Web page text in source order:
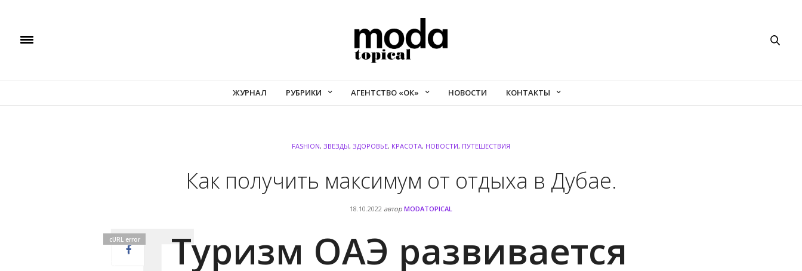
ЖУРНАЛ РУБРИКИ АГЕНТСТВО «ОК» НОВОСТИ КОНТАКТЫ
FASHION, ЗВЕЗДЫ, ЗДОРОВЬЕ, КРАСОТА, НОВОСТИ, ПУТЕШЕСТВИЯ
Как получить максимум от отдыха в Дубае.
18.10.2022 автор MODATOPICAL
cURL error
28:
Туризм ОАЭ развивается